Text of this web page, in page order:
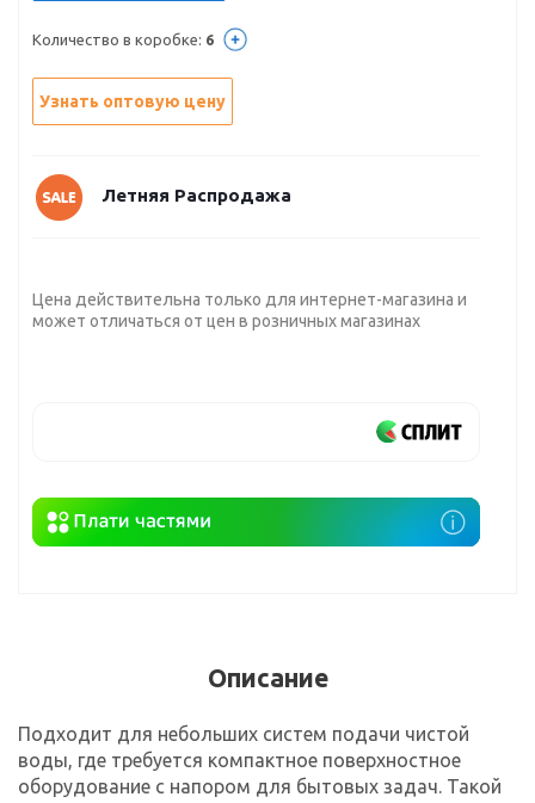
Количество в коробке: 6
Узнать оптовую цену
Летняя Распродажа
Цена действительна только для интернет-магазина и
может отличаться от цен в розничных магазинах
Описание
Подходит для небольших систем подачи чистой
воды, где требуется компактное поверхностное
оборудование с напором для бытовых задач. Такой